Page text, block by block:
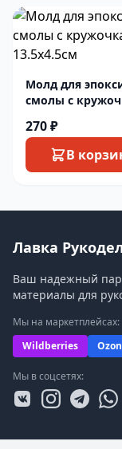
Молд для
смолы с
270 ₽
В
Лавка
Ваш надежный
материалы для
Мы на маркетплейсах:
Wildberries
Ozon
Мы в соцсетях: